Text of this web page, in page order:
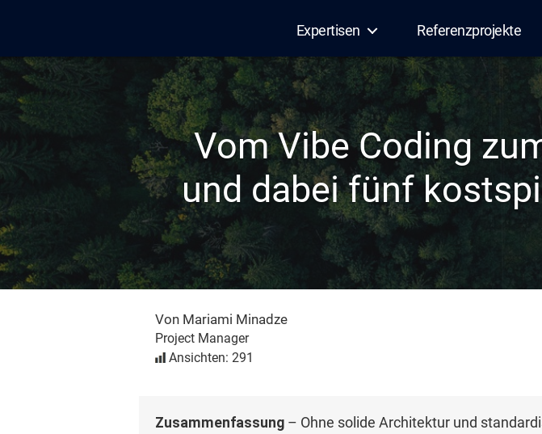
Expertisen Referenzprojekte
Vom Vibe Coding
und dabei fünf
Von Mariami Minadze
Project Manager
Ansichten: 291
Zusammenfassung – Ohne solide Architektur und